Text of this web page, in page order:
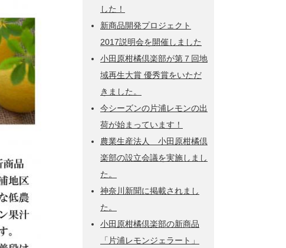
した！
新商品開発プロジェクト
2017説明会を開催しました
小田原柑橘倶楽部が第７回地
域再生大賞 優秀賞をいただ
きました。
今シーズンの片浦レモンの出
荷が始まっています！
農業生産法人 小田原柑橘倶
楽部の設立会議を実施しまし
た。
神奈川新聞に掲載されまし
た。
小田原柑橘倶楽部の新商品
「片浦レモンジェラート」